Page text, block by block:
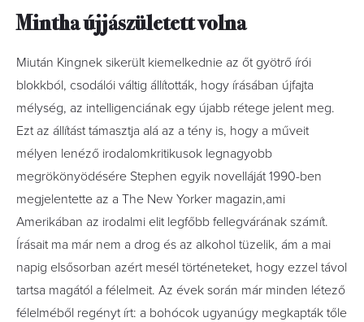
Mintha újjászületett volna
Miután Kingnek sikerült kiemelkednie az őt gyötrő írói
blokkból, csodálói váltig állították, hogy írásában újfajta
mélység, az intelligenciának egy újabb rétege jelent meg.
Ezt az állítást támasztja alá az a tény is, hogy a műveit
mélyen lenéző irodalomkritikusok legnagyobb
megrökönyödésére Stephen egyik novelláját 1990-ben
megjelentette az a The New Yorker magazin,ami
Amerikában az irodalmi elit legfőbb fellegvárának számít.
Írásait ma már nem a drog és az alkohol tüzelik, ám a mai
napig elsősorban azért mesél történeteket, hogy ezzel távol
tartsa magától a félelmeit. Az évek során már minden létező
félelméből regényt írt: a bohócok ugyanúgy megkapták tőle